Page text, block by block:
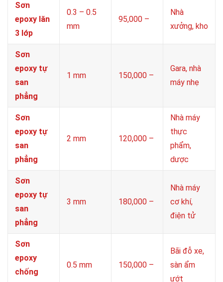
Sơn
epoxy lăn
3 lớp
0.3 – 0.5
mm
95,000 –
Nhà
xưởng, kho
Sơn
epoxy tự
san
phẳng
1 mm 150,000 –
Gara, nhà
máy nhẹ
Sơn
epoxy tự
san
phẳng
2 mm 120,000 –
Nhà máy
thực
phẩm,
dược
Sơn
epoxy tự
san
phẳng
3 mm 180,000 –
Nhà máy
cơ khí,
điện tử
Sơn
epoxy
chống
0.5 mm 150,000 –
Bãi đỗ xe,
sàn ẩm
ướt